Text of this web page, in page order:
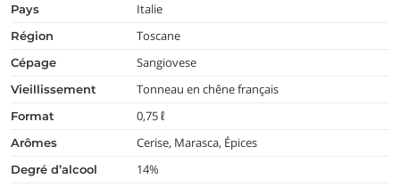
pays Italie
région Toscane
cépage Sangiovese
vieillissement Tonneau en chêne français
format 0,75 ℓ
arômes Cerise, Marasca, Épices
degré d’alcool 14%